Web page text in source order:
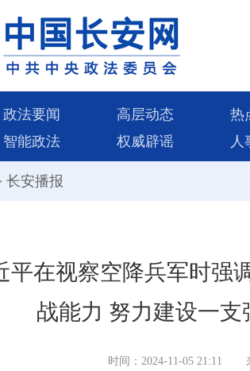
政法要闻 高层动态 热
智能政法
权威辟谣 人
长安播报
平在视察空降兵军时强
战能力 努力建设一
时间：2024-11-05 21:11